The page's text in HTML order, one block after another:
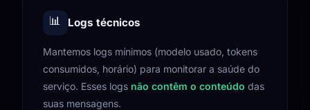
📊 Logs técnicos
Mantemos logs mínimos (modelo usado, tokens
consumidos, horário) para monitorar a saúde do
serviço. Esses logs não contêm o conteúdo das
suas mensagens.